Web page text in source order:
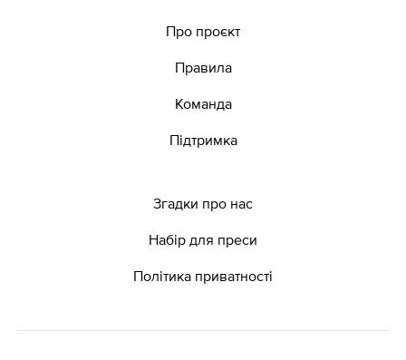
Про проєкт
Правила
Команда
Підтримка
Згадки про нас
Набір для преси
Політика приватності